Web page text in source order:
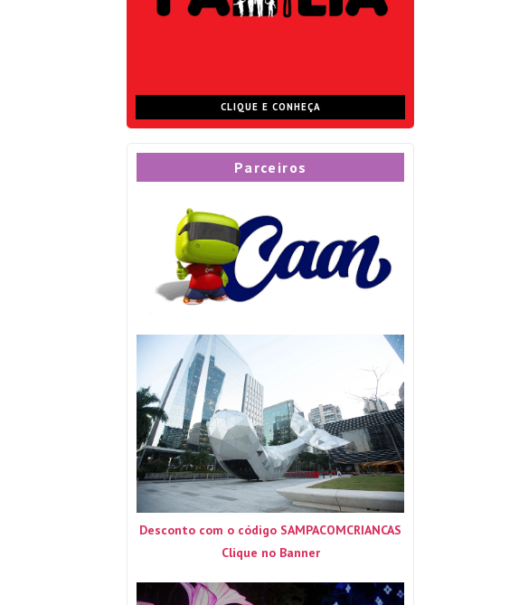
CLIQUE E CONHEÇA
Parceiros
Desconto com o código SAMPACOMCRIANCAS
Clique no Banner